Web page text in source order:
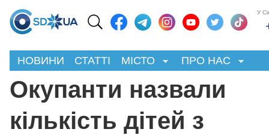
У
НОВИНИ СТАТТІ МІСТО ПРО НАС
Окупанти назвали
кількість дітей з